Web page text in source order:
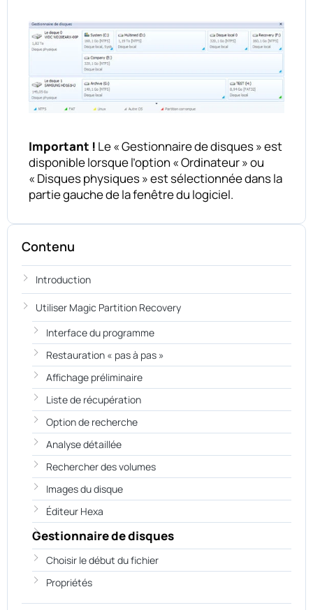
Important ! Le « Gestionnaire de disques » est
disponible lorsque l’option « Ordinateur » ou
« Disques physiques » est sélectionnée dans la
partie gauche de la fenêtre du logiciel.
Contenu
Introduction
Utiliser Magic Partition Recovery
Interface du programme
Restauration « pas à pas »
Affichage préliminaire
Liste de récupération
Option de recherche
Analyse détaillée
Rechercher des volumes
Images du disque
Éditeur Hexa
Gestionnaire de disques
Choisir le début du fichier
Propriétés